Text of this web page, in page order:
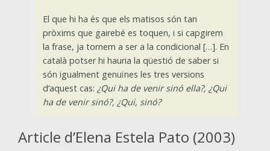
El que hi ha és que els matisos són tan
pròxims que gairebé es toquen, i si capgirem
la frase, ja tornem a ser a la condicional […]. En
català potser hi hauria la qüestió de saber si
són igualment genuïnes les tres versions
d’aquest cas: ¿Qui ha de venir sinó ella?, ¿Qui
ha de venir sinó?, ¿Qui, sinó?
Article d’Elena Estela Pato (2003)